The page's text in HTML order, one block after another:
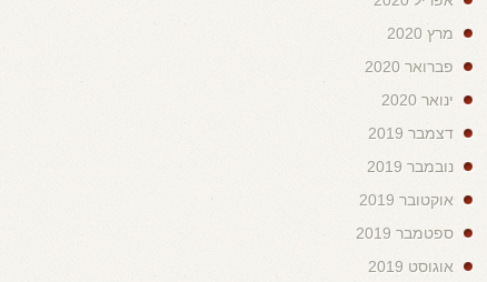
מרץ 2020
פברואר 2020
ינואר 2020
דצמבר 2019
נובמבר 2019
אוקטובר 2019
ספטמבר 2019
אוגוסט 2019